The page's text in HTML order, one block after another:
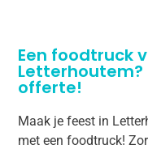
Een foodtruck
offerte!
Maak je feest in
met een foodtruck!